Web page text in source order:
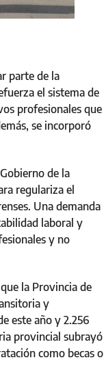
parte de la
el sistema de
profesionales que
se incorporó
de la
regulariza el
Una demanda
laboral y
y no
la Provincia de
y
este año y 2.256
provincial subrayó
como becas o